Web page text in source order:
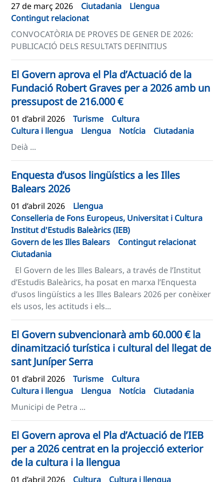
27 de març 2026 Ciutadania
Llengua
Contingut relacionat
CONVOCATÒRIA DE PROVES DE GENER DE 2026:
PUBLICACIÓ DELS RESULTATS DEFINITIUS
El Govern aprova el Pla d’Actuació de la
Fundació Robert Graves per a 2026 amb un
pressupost de 216.000 €
01 d’abril 2026 Turisme
Cultura
Cultura i llengua
Llengua Notícia
Ciutadania
Deià ...
Enquesta d’usos lingüístics a les Illes
Balears 2026
01 d’abril 2026
Llengua
Conselleria de Fons Europeus, Universitat i Cultura
Institut d'Estudis Baleàrics (IEB)
Govern de les Illes Balears
Contingut relacionat
Ciutadania
El Govern de les Illes Balears, a través de l’Institut
d’Estudis Baleàrics, ha posat en marxa l’Enquesta
d’usos lingüístics a les Illes Balears 2026 per conèixer
els usos, les actituds i els...
El Govern subvencionarà amb 60.000 € la
dinamització turística i cultural del llegat de
sant Juníper Serra
01 d’abril 2026 Turisme
Cultura
Cultura i llengua
Llengua Notícia
Ciutadania
Municipi de Petra ...
El Govern aprova el Pla d’Actuació de l’IEB
per a 2026 centrat en la projecció exterior
de la cultura i la llengua
01 d’abril 2026 Cultura Cultura i llengua